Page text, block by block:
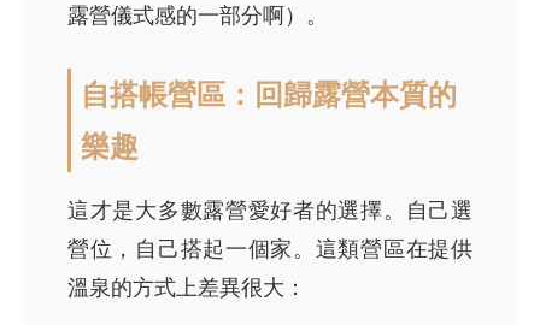
露營儀式感的一部分啊）。
自搭帳營區：回歸露營本質的
樂趣
這才是大多數露營愛好者的選擇。自己選
營位，自己搭起一個家。這類營區在提供
溫泉的方式上差異很大：